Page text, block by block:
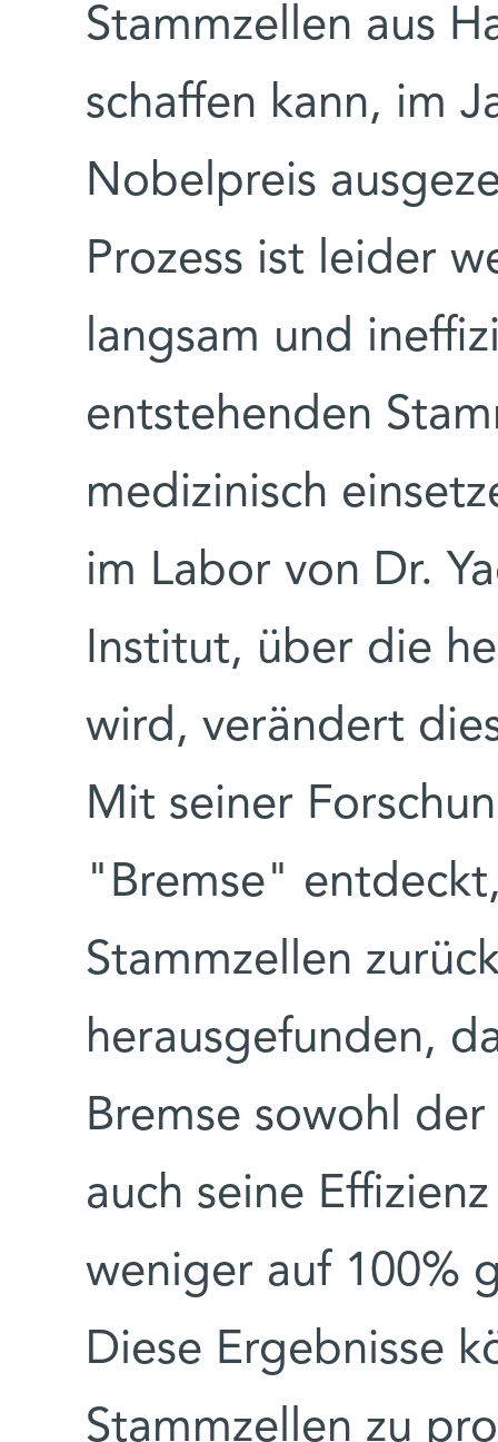
Stammzellen aus
schaffen kann, im
Nobelpreis
Prozess ist leider
langsam und
entstehenden
medizinisch
im Labor von Dr.
Institut, über die
wird, verändert
Mit seiner
"Bremse"
Stammzellen
herausgefunden,
Bremse sowohl
auch seine
weniger auf 100%
Diese Ergebnisse
Stammzellen zu